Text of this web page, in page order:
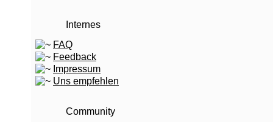
Internes
FAQ
Feedback
Impressum
Uns empfehlen
Community